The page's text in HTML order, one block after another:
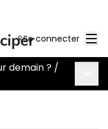
Se connecter
demain ? /